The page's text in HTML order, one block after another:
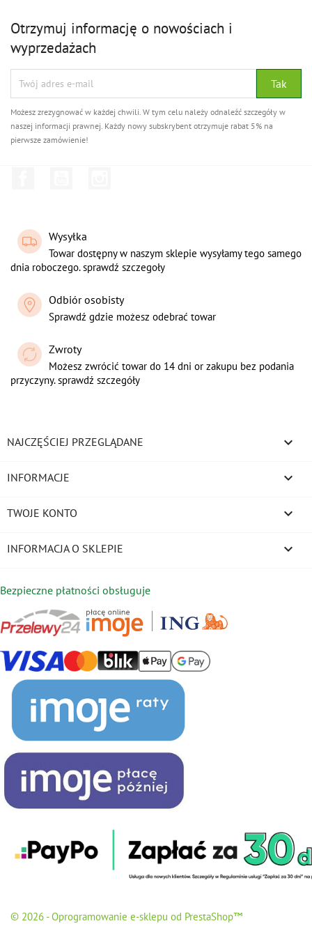
Otrzymuj informację o nowościach i
wyprzedażach
Możesz zrezygnować w każdej chwili. W tym celu należy odnaleźć szczegóły w
naszej informacji prawnej. Każdy nowy subskrybent otrzymuje rabat 5% na
pierwsze zamówienie!
Wysyłka
Towar dostępny w naszym sklepie wysyłamy tego samego
dnia roboczego. sprawdź szczegoły
Odbiór osobisty
Sprawdź gdzie możesz odebrać towar
Zwroty
Możesz zwrócić towar do 14 dni or zakupu bez podania
przyczyny. sprawdź szczegóły
NAJCZĘŚCIEJ PRZEGLĄDANE 
INFORMACJE 
TWOJE KONTO 
INFORMACJA O SKLEPIE keyboard_arrow_down
Bezpieczne płatności obsługuje
© 2026 - Oprogramowanie e-sklepu od PrestaShop™